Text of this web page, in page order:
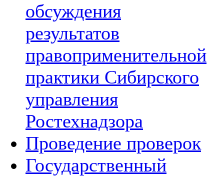
обсуждения
результатов
правоприменительной
практики Сибирского
управления
Ростехнадзора
Проведение проверок
Государственный